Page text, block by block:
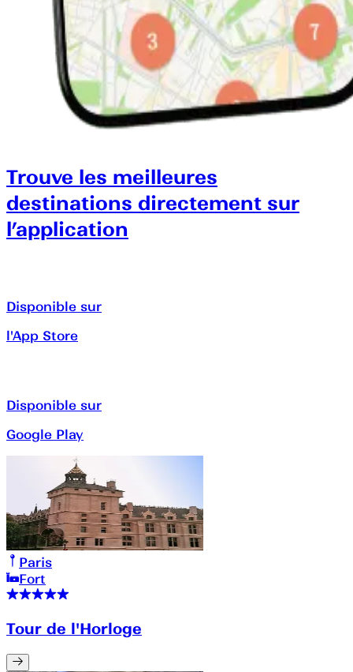
Trouve les meilleures
destinations directement sur
l’application
Disponible sur
l'App Store
Disponible sur
Google Play
Paris
Fort
Tour de l'Horloge